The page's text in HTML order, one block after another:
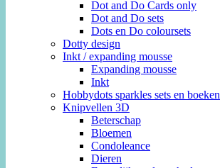
Dot and Do Cards only
Dot and Do sets
Dots en Do coloursets
Dotty design
Inkt / expanding mousse
Expanding mousse
Inkt
Hobbydots sparkles sets en boeken
Knipvellen 3D
Beterschap
Bloemen
Condoleance
Dieren